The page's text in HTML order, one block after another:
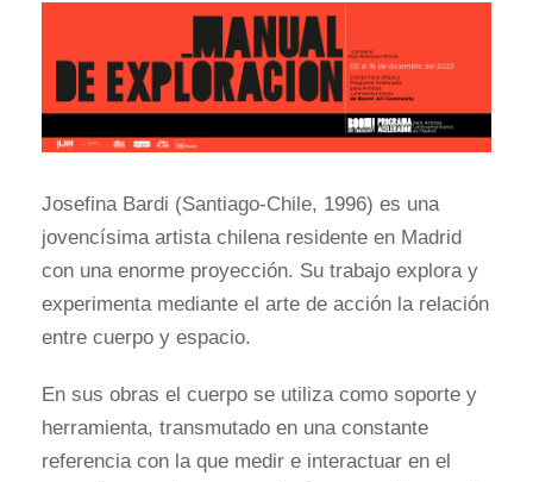
Josefina Bardi (Santiago-Chile, 1996) es una
jovencísima artista chilena residente en Madrid
con una enorme proyección. Su trabajo explora y
experimenta mediante el arte de acción la relación
entre cuerpo y espacio.
En sus obras el cuerpo se utiliza como soporte y
herramienta, transmutado en una constante
referencia con la que medir e interactuar en el